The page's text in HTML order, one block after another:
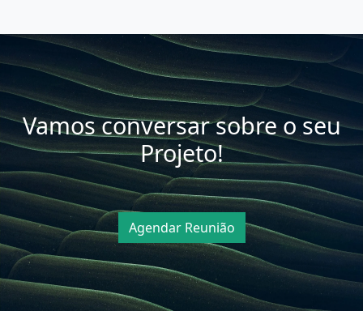
Vamos conversar sobre o seu
Projeto!
Agendar Reunião